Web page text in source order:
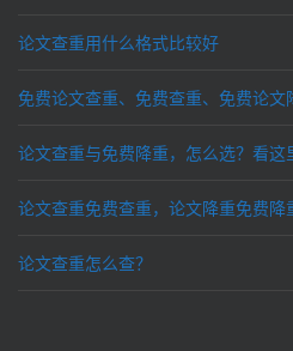
论文查重用什么格式比较好
论文查重与免费降重，怎么选？看这
论文查重怎么查？